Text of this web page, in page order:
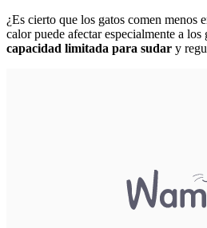
¿Es cierto que los gatos comen menos
calor puede afectar especialmente a los
capacidad limitada para sudar y